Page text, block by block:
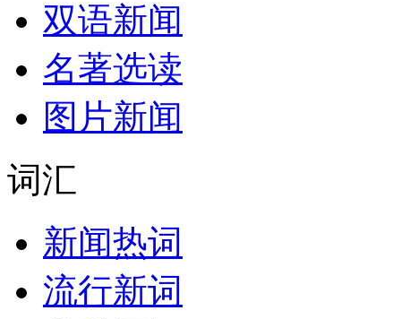
双语新闻
名著选读
图片新闻
词汇
新闻热词
流行新词